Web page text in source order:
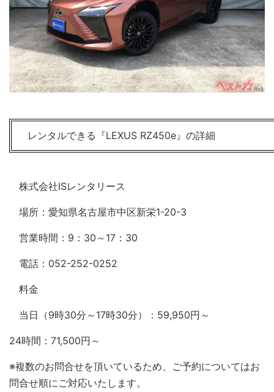
レンタルできる『LEXUS RZ450e』の詳細
株式会社ISレンタリース
場所：愛知県名古屋市中区新栄1-20-3
営業時間：9：30～17：30
電話：052-252-0252
料金
当日（9時30分～17時30分）：59,950円～
24時間：71,500円～
※複数のお問合せを頂いているため、ご予約についてはお
問合せ順にご対応いたします。